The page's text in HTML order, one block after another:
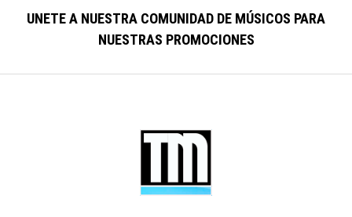
UNETE A NUESTRA COMUNIDAD DE MÚSICOS PARA
NUESTRAS PROMOCIONES